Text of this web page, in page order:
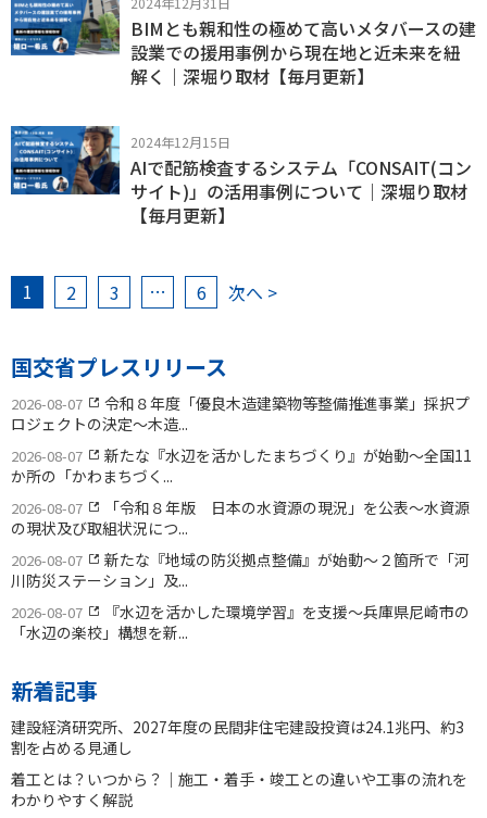
BIMとも親和性の極めて高いメタバースの建
設業での援用事例から現在地と近未来を紐
解く｜深堀り取材【毎月更新】
2024年12月15日
AIで配筋検査するシステム「CONSAIT(コン
サイト)」の活用事例について｜深堀り取材
【毎月更新】
1 2 3 … 6 次へ >
国交省プレスリリース
2026-08-07
令和８年度「優良木造建築物等整備推進事業」採択プ
ロジェクトの決定〜木造...
2026-08-07
新たな『水辺を活かしたまちづくり』が始動〜全国11
か所の「かわまちづく...
2026-08-07
「令和８年版 日本の水資源の現況」を公表〜水資源
の現状及び取組状況につ...
2026-08-07
新たな『地域の防災拠点整備』が始動〜２箇所で「河
川防災ステーション」及...
2026-08-07
『水辺を活かした環境学習』を支援〜兵庫県尼崎市の
「水辺の楽校」構想を新...
新着記事
建設経済研究所、2027年度の民間非住宅建設投資は24.1兆円、約3
割を占める見通し
着工とは？いつから？｜施工・着手・竣工との違いや工事の流れを
わかりやすく解説